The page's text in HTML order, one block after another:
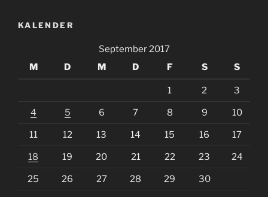
KALENDER
September 2017
M
D M D F S S
1 2 3
4 5 6 7 8 9 10
11 12 13 14 15 16 17
18 19 20 21 22 23 24
25 26 27 28 29 30